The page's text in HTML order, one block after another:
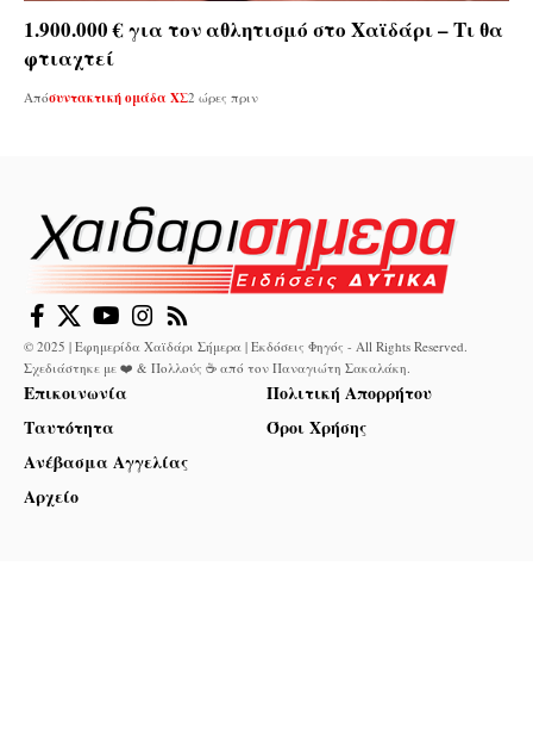
1.900.000 € για τον αθλητισμό στο Χαϊδάρι – Τι θα
φτιαχτεί
Απόσυντακτική ομάδα ΧΣ2 ώρες πριν
© 2025 | Εφημερίδα Χαϊδάρι Σήμερα | Εκδόσεις Φηγός - All Rights Reserved.
Σχεδιάστηκε με ❤️ & Πολλούς ☕ από τον Παναγιώτη Σακαλάκη
Επικοινωνία
Ταυτότητα
Ανέβασμα Αγγελίας
Αρχείο
Πολιτική Απορρήτου
Όροι Χρήσης